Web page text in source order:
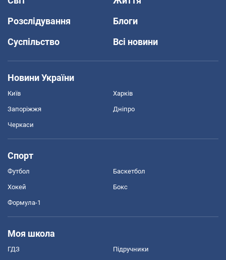
Розслідування
Блоги
Суспільство
Всі новини
Новини України
Київ Харків
Запоріжжя Дніпро
Черкаси
Спорт
Футбол Баскетбол
Хокей Бокс
Формула-1
Моя школа
ГДЗ Підручники